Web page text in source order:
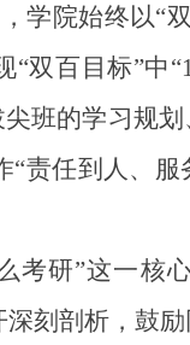
学院始终以“
双百目标”中
班的学习规
责任到人、
考研”这一核
刻剖析，鼓